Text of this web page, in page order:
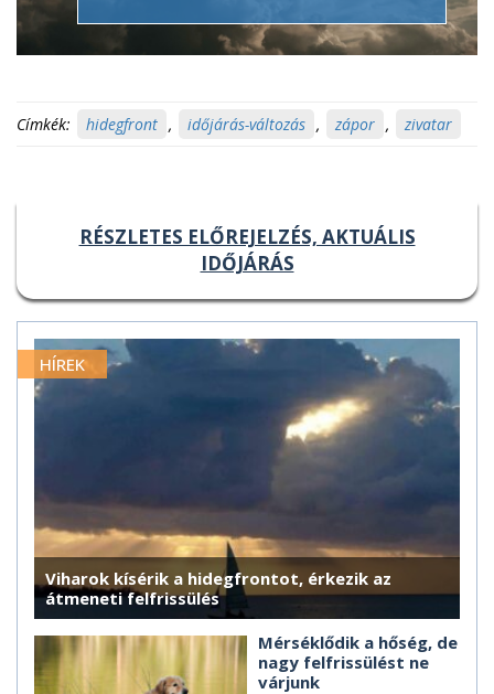
Címkék: hidegfront , időjárás-változás , zápor , zivatar
RÉSZLETES ELŐREJELZÉS, AKTUÁLIS
IDŐJÁRÁS
HÍREK
Viharok kísérik a hidegfrontot, érkezik az
átmeneti felfrissülés
Mérséklődik a hőség, de
nagy felfrissülést ne
várjunk